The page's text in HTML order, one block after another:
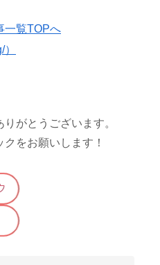
一覧TOPへ
がとうございます。
をお願いします！